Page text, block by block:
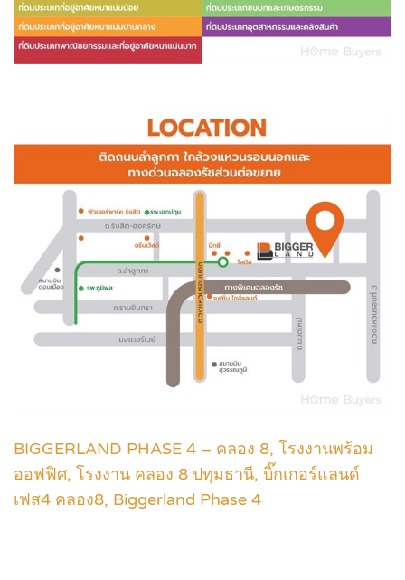
BIGGERLAND PHASE 4 – คลอง 8, โรงงานพร้อม
ออฟฟิศ, โรงงาน คลอง 8 ปทุมธานี, บิ๊กเกอร์แลนด์
เฟส4 คลอง8, Biggerland Phase 4